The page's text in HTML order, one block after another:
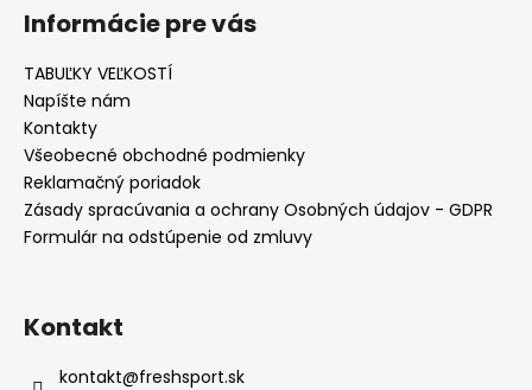
b
u
j
e
t
e
n
á
j
ť
?
Informácie pre vás
TABUĽKY VEĽKOSTÍ
Napíšte nám
Kontakty
Všeobecné obchodné podmienky
Reklamačný poriadok
Zásady spracúvania a ochrany Osobných údajov - GDPR
Formulár na odstúpenie od zmluvy
Kontakt
kontakt@freshsport.sk